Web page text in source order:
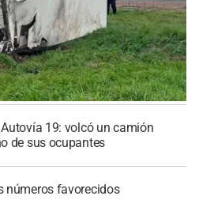
19: volcó un camión
de sus ocupantes
números favorecidos